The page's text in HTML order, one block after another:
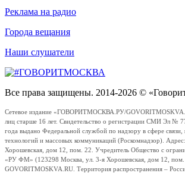
Реклама на радио
Города вещания
Наши слушатели
Все права защищены. 2014-2026 ©
Сетевое издание «ГОВОРИТМОСКВА.РУ/
лиц старше 16 лет. Свидетельство о регистрации СМИ Эл №
года выдано Федеральной службой по надзору в сфере
технологий и массовых коммуникаций (Роскомнадзор).
Хорошевская, дом 12, пом. 22. Учредитель Общество с
«РУ ФМ» (123298 Москва, ул. 3-я Хорошевская, дом 12, пом.
GOVORITMOSKVA.RU. Территория распространения –